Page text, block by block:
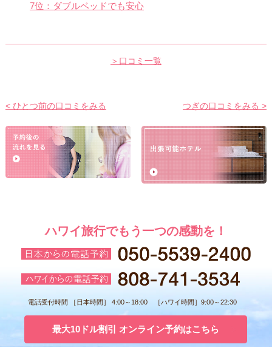
7位：ダブルベッドでも安心
＞口コミ一覧
< ひとつ前の口コミをみる つぎの口コミをみる >
ハワイ旅行でもう一つの感動を！
電話受付時間 ［日本時間］ 4:00～18:00 ［ハワイ時間］9:00～22:30
最大10ドル割引 オンライン予約はこちら